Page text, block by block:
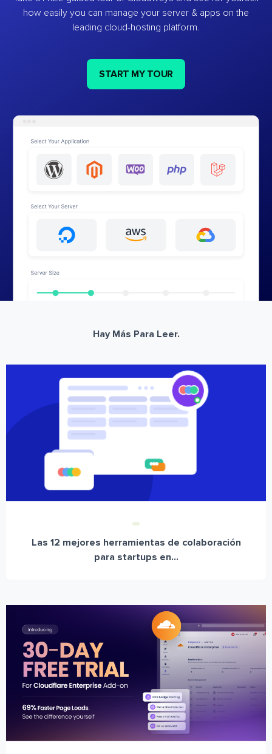
how easily you can manage your server & apps on the
leading cloud-hosting platform.
START MY TOUR
Hay Más Para Leer.
Las 12 mejores herramientas de colaboración
para startups en...